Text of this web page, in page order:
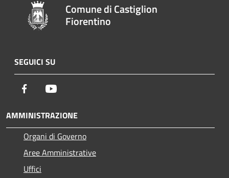
Comune di Castiglion
Fiorentino
SEGUICI SU
Facebook
AMMINISTRAZIONE
Organi di Governo
Aree Amministrative
Uffici